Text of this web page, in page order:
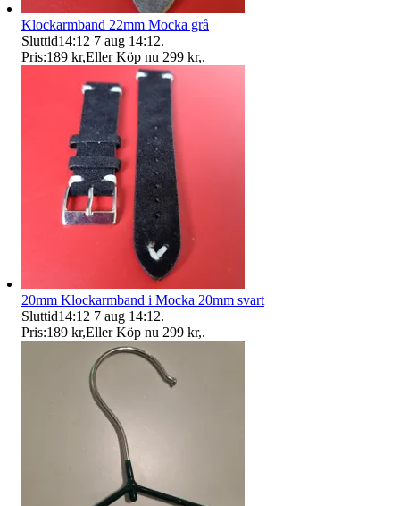
Klockarmband 22mm Mocka grå
Sluttid14:12 7 aug 14:12.
Pris:189 kr,Eller Köp nu 299 kr,.
20mm Klockarmband i Mocka 20mm svart
Sluttid14:12 7 aug 14:12.
Pris:189 kr,Eller Köp nu 299 kr,.